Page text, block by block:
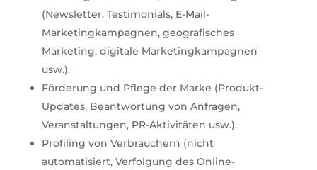
(Newsletter, Testimonials, E-Mail-
Marketingkampagnen, geografisches
Marketing, digitale Marketingkampagnen
usw.).
Förderung und Pflege der Marke (Produkt-
Updates, Beantwortung von Anfragen,
Veranstaltungen, PR-Aktivitäten usw.).
Profiling von Verbrauchern (nicht
automatisiert, Verfolgung des Online-